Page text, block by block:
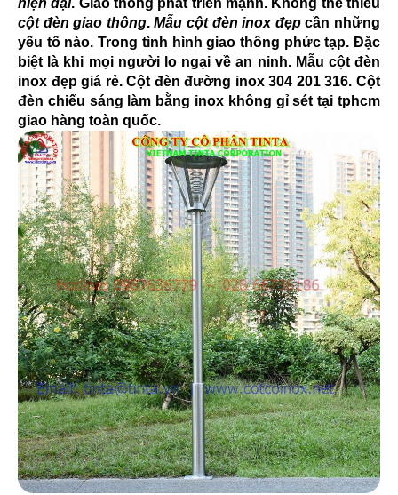
hiện đại. Giao thông phát triển mạnh. Không thể thiếu
cột đèn giao thông.Mẫu cột đèn inox đẹpcần những
yếu tố nào. Trong tình hình giao thông phức tạp. Đặc
biệt là khi mọi người lo ngại về an ninh. Mẫu cột đèn
inox đẹp giá rẻ. Cột đèn đường inox 304 201 316. Cột
đèn chiếu sáng làm bằng inox không gỉ sét tại tphcm
giao hàng toàn quốc.